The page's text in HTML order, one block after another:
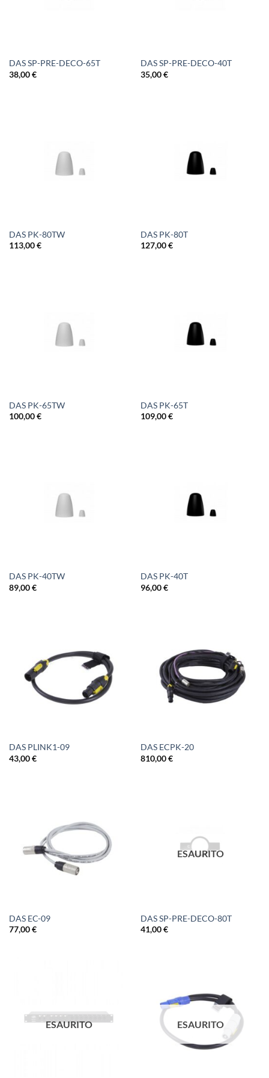
DAS SP-PRE-DECO-65T
38,00€
DAS SP-PRE-DECO-40T
35,00€
DAS PK-80TW
113,00€
DAS PK-80T
127,00€
DAS PK-65TW
100,00€
DAS PK-65T
109,00€
DAS PK-40TW
89,00€
DAS PK-40T
96,00€
DAS PLINK1-09
43,00€
DAS ECPK-20
810,00€
DAS EC-09
77,00€
ESAURITO
DAS SP-PRE-DECO-80T
41,00€
ESAURITO ESAURITO